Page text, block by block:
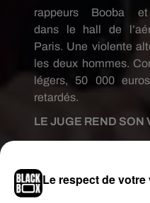
rappeurs
Booba et
dans
le
hall de
Paris. Une violente
les deux hommes.
légers,
50 000
retardés.
LE JUGE REND SON
proches sont
provisoire (jusqu’au
d’une caution de 30
Le respect de